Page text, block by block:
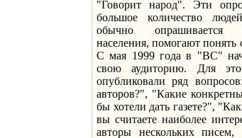
"Говорит народ". Эти
большое количество
обычно опрашивается
населения, помогают понять
С мая 1999 года в "ВС"
свою аудиторию. Для
опубликовали ряд
авторов?", "Какие
бы хотели дать газете?",
вы считаете наиболее
авторы нескольких